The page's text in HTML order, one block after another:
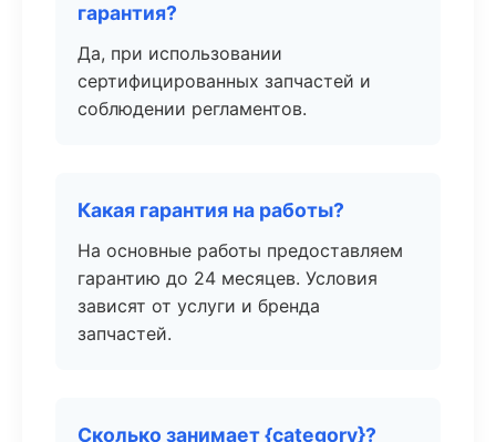
гарантия?
Да, при использовании
сертифицированных запчастей и
соблюдении регламентов.
Какая гарантия на работы?
На основные работы предоставляем
гарантию до 24 месяцев. Условия
зависят от услуги и бренда
запчастей.
Сколько занимает {category}?